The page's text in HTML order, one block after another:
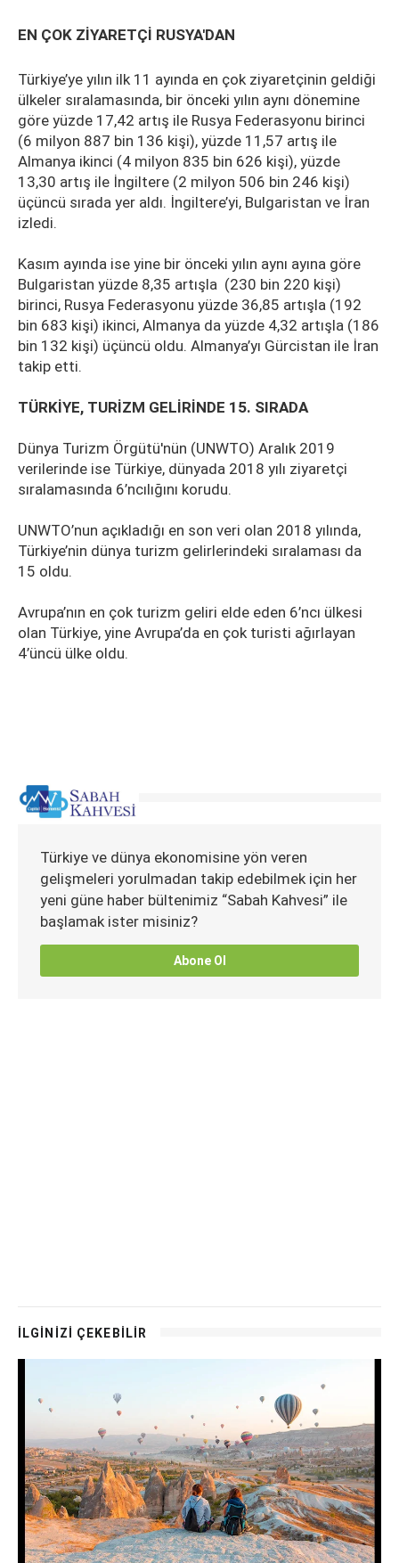
EN ÇOK ZİYARETÇİ RUSYA'DAN
Türkiye’ye yılın ilk 11 ayında en çok ziyaretçinin geldiği
ülkeler sıralamasında, bir önceki yılın aynı dönemine
göre yüzde 17,42 artış ile Rusya Federasyonu birinci
(6 milyon 887 bin 136 kişi), yüzde 11,57 artış ile
Almanya ikinci (4 milyon 835 bin 626 kişi), yüzde
13,30 artış ile İngiltere (2 milyon 506 bin 246 kişi)
üçüncü sırada yer aldı. İngiltere’yi, Bulgaristan ve İran
izledi.
Kasım ayında ise yine bir önceki yılın aynı ayına göre
Bulgaristan yüzde 8,35 artışla (230 bin 220 kişi)
birinci, Rusya Federasyonu yüzde 36,85 artışla (192
bin 683 kişi) ikinci, Almanya da yüzde 4,32 artışla (186
bin 132 kişi) üçüncü oldu. Almanya’yı Gürcistan ile İran
takip etti.
TÜRKİYE, TURİZM GELİRİNDE 15. SIRADA
Dünya Turizm Örgütü'nün (UNWTO) Aralık 2019
verilerinde ise Türkiye, dünyada 2018 yılı ziyaretçi
sıralamasında 6’ncılığını korudu.
UNWTO’nun açıkladığı en son veri olan 2018 yılında,
Türkiye’nin dünya turizm gelirlerindeki sıralaması da
15 oldu.
Avrupa’nın en çok turizm geliri elde eden 6’ncı ülkesi
olan Türkiye, yine Avrupa’da en çok turisti ağırlayan
4’üncü ülke oldu.
Türkiye ve dünya ekonomisine yön veren
gelişmeleri yorulmadan takip edebilmek için her
yeni güne haber bültenimiz “Sabah Kahvesi” ile
başlamak ister misiniz?
Abone Ol
İLGİNİZİ ÇEKEBİLİR